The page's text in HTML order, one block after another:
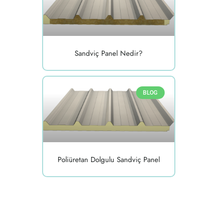
Sandviç Panel Nedir?
BLOG
Poliüretan Dolgulu Sandviç Panel